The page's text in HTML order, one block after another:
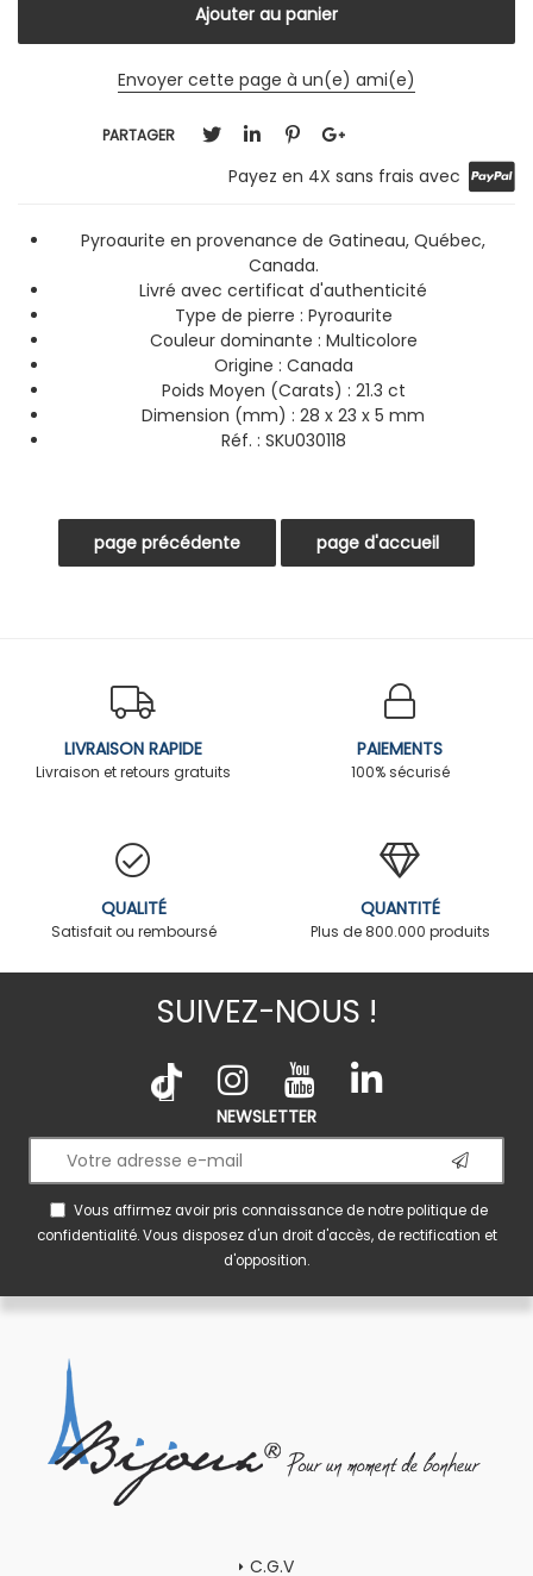
Envoyer cette page à un(e) ami(e)
PARTAGER
Payez en 4X sans frais avec
Pyroaurite en provenance de Gatineau, Québec,
Canada.
Livré avec certificat d'authenticité
Type de pierre : Pyroaurite
Couleur dominante : Multicolore
Origine : Canada
Poids Moyen (Carats) : 21.3 ct
Dimension (mm) : 28 x 23 x 5 mm
Réf. : SKU030118
LIVRAISON RAPIDE
Livraison et retours gratuits
PAIEMENTS
100% sécurisé
QUALITÉ
Satisfait ou remboursé
QUANTITÉ
Plus de 800.000 produits
SUIVEZ-NOUS !
NEWSLETTER
Vous affirmez avoir pris connaissance de notrepolitique de
confidentialité. Vous disposez d'un droit d'accès, de rectification et
d'opposition.
C.G.V